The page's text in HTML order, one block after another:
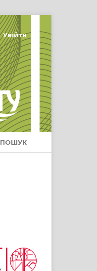
ПОШУК
Увійти